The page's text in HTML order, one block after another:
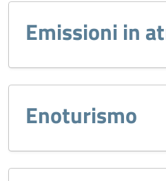
Emissioni in
Enoturismo